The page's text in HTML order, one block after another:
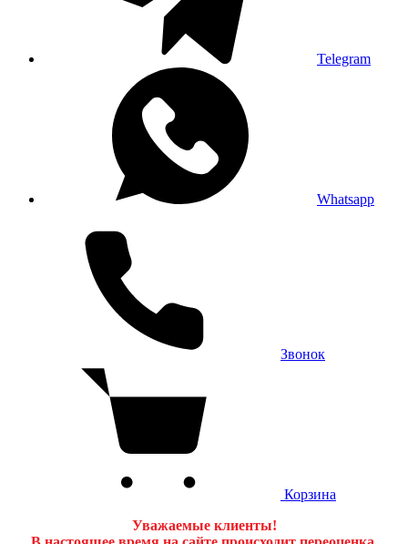
Telegram
Whatsapp
Звонок
Корзина
Уважаемые клиенты!